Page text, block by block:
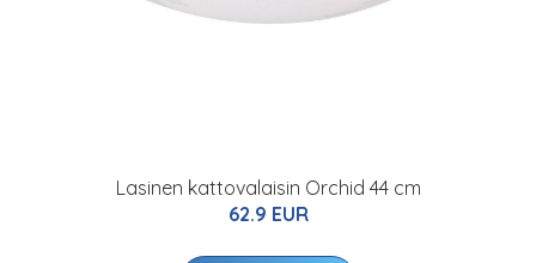
Lasinen kattovalaisin Orchid 44 cm
62.9 EUR